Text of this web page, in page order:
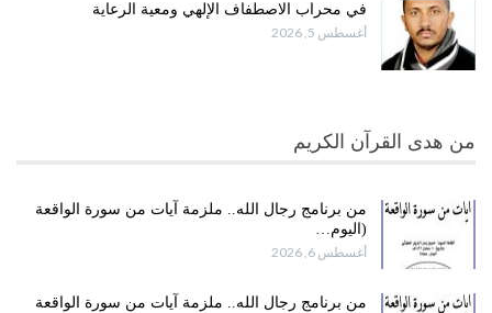
في محراب الاصطفاف الإلهي ومعية الرعاية
أغسطس 5, 2026
من هدى القرآن الكريم
من برنامج رجال الله.. ملزمة آيات من سورة الواقعة
(اليوم…
أغسطس 6, 2026
من برنامج رجال الله.. ملزمة آيات من سورة الواقعة